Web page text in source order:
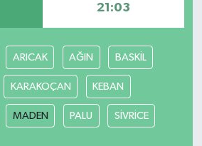
21:03
ARICAK AĞIN BASKİL
KARAKOÇAN KEBAN
MADEN PALU SİVRİCE